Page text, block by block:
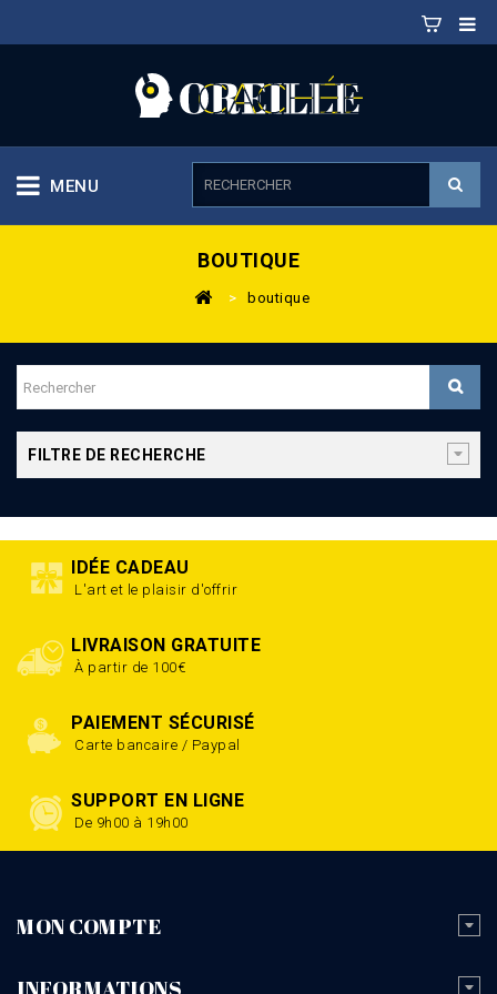
MENU
BOUTIQUE
> boutique
FILTRE DE RECHERCHE
IDÉE CADEAU
L'art et le plaisir d'offrir
LIVRAISON GRATUITE
À partir de 100€
PAIEMENT SÉCURISÉ
Carte bancaire / Paypal
SUPPORT EN LIGNE
De 9h00 à 19h00
MON COMPTE